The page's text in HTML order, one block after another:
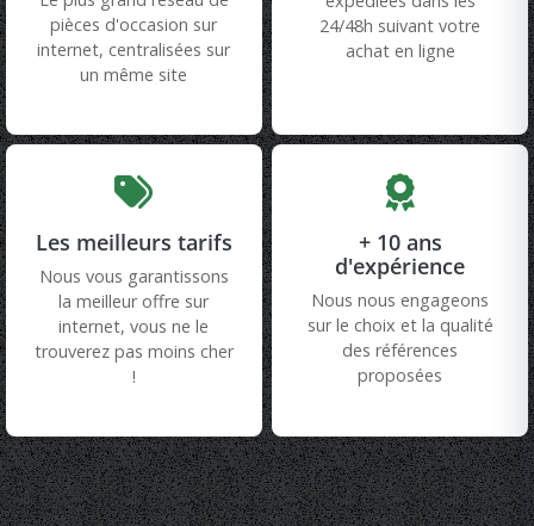
pièces d'occasion sur
internet, centralisées sur
un même site
24/48h suivant votre
achat en ligne
Les meilleurs tarifs
Nous vous garantissons
la meilleur offre sur
internet, vous ne le
trouverez pas moins cher
!
+ 10 ans
d'expérience
Nous nous engageons
sur le choix et la qualité
des références
proposées